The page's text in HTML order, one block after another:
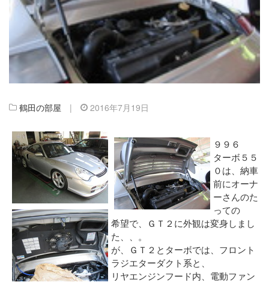
鶴田の部屋 | 2016年7月19日
９９６
ターボ５５
０は、納車
前にオーナ
ーさんのた
っての
希望で、ＧＴ２に外観は変身しまし
た、、。
が、ＧＴ２とターボでは、フロント
ラジエターダクト系と、
リヤエンジンフード内、電動ファン